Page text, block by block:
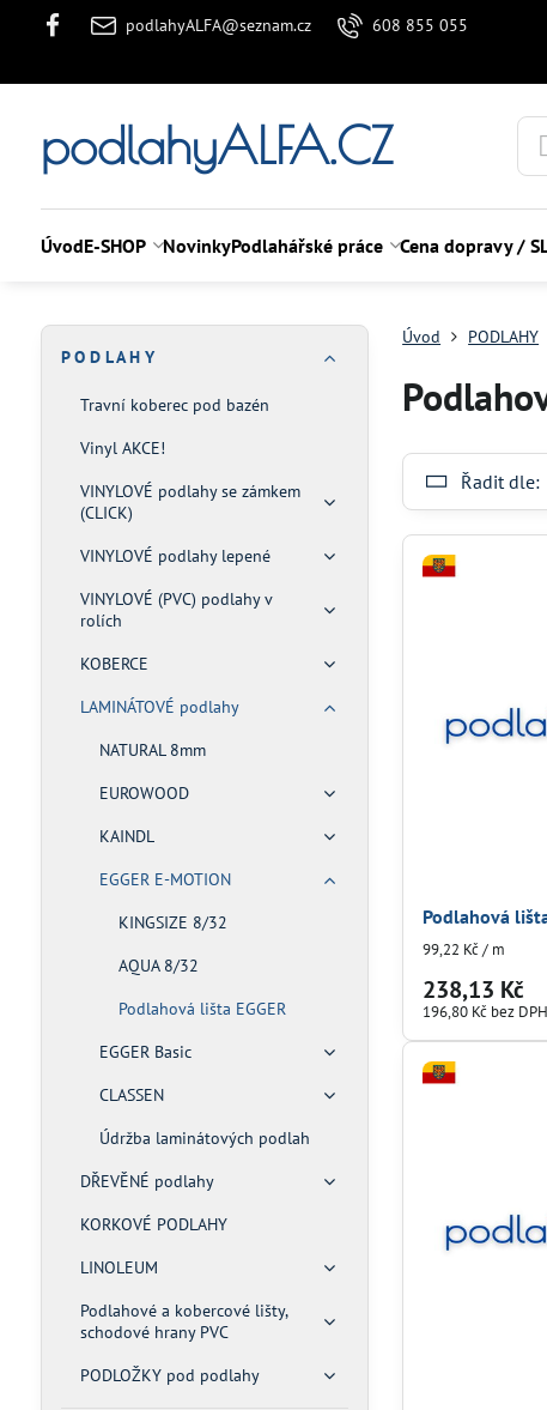
podlahyALFA@seznam.cz 608 855 055
podlahyALFA.CZ
ÚvodE-SHOP NovinkyPodlahářské práce Cena dopravy /
Úvod PODLAHY
Řadit dle:
Podlahová
238,13 Kč
196,80 Kč bez DPH
99,22 Kč/ m
P O D L A H Y
Travní koberec pod bazén
Vinyl AKCE!
VINYLOVÉ podlahy se zámkem
(CLICK)
VINYLOVÉ podlahy lepené
VINYLOVÉ (PVC) podlahy v
rolích
KOBERCE
LAMINÁTOVÉ podlahy
NATURAL 8mm
EUROWOOD
KAINDL
EGGER E-MOTION
KINGSIZE 8/32
AQUA 8/32
Podlahová lišta EGGER
EGGER Basic
CLASSEN
Údržba laminátových podlah
DŘEVĚNÉ podlahy
KORKOVÉ PODLAHY
LINOLEUM
Podlahové a kobercové lišty,
schodové hrany PVC
PODLOŽKY pod podlahy